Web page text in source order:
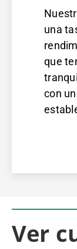
una
que
con
Ver